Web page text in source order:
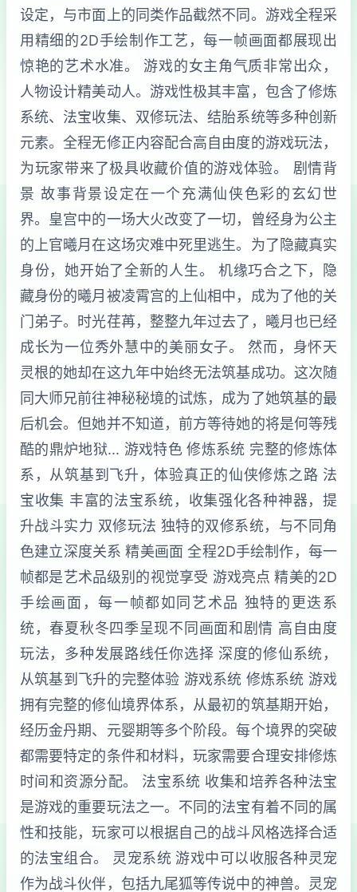
设定，与市面上的同类作品截然不同。游戏全程采
用精细的2D手绘制作工艺，每一帧画面都展现出
惊艳的艺术水准。 游戏的女主角气质非常出众，
人物设计精美动人。游戏性极其丰富，包含了修炼
系统、法宝收集、双修玩法、结胎系统等多种创新
元素。全程无修正内容配合高自由度的游戏玩法，
为玩家带来了极具收藏价值的游戏体验。 剧情背
景 故事背景设定在一个充满仙侠色彩的玄幻世
界。皇宫中的一场大火改变了一切，曾经身为公主
的上官曦月在这场灾难中死里逃生。为了隐藏真实
身份，她开始了全新的人生。 机缘巧合之下，隐
藏身份的曦月被凌霄宫的上仙相中，成为了他的关
门弟子。时光荏苒，整整九年过去了，曦月也已经
成长为一位秀外慧中的美丽女子。 然而，身怀天
灵根的她却在这九年中始终无法筑基成功。这次随
同大师兄前往神秘秘境的试炼，成为了她筑基的最
后机会。但她并不知道，前方等待她的将是何等残
酷的鼎炉地狱... 游戏特色 修炼系统 完整的修炼体
系，从筑基到飞升，体验真正的仙侠修炼之路 法
宝收集 丰富的法宝系统，收集强化各种神器，提
升战斗实力 双修玩法 独特的双修系统，与不同角
色建立深度关系 精美画面 全程2D手绘制作，每一
帧都是艺术品级别的视觉享受 游戏亮点 精美的2D
手绘画面，每一帧都如同艺术品 独特的更迭系
统，春夏秋冬四季呈现不同画面和剧情 高自由度
玩法，多种发展路线任你选择 深度的修仙系统，
从筑基到飞升的完整体验 游戏系统 修炼系统 游戏
拥有完整的修仙境界体系，从最初的筑基期开始，
经历金丹期、元婴期等多个阶段。每个境界的突破
都需要特定的条件和材料，玩家需要合理安排修炼
时间和资源分配。 法宝系统 收集和培养各种法宝
是游戏的重要玩法之一。不同的法宝有着不同的属
性和技能，玩家可以根据自己的战斗风格选择合适
的法宝组合。 灵宠系统 游戏中可以收服各种灵宠
作为战斗伙伴，包括九尾狐等传说中的神兽。灵宠